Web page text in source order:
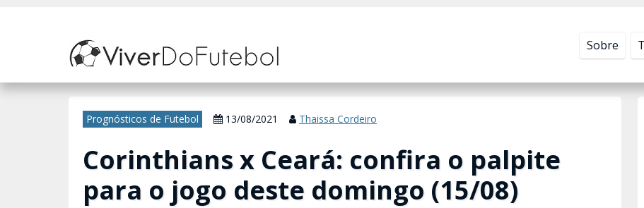
Sobre
Prognósticos de Futebol 13/08/2021 Thaissa Cordeiro
Corinthians x Ceará: confira o palpite
para o jogo deste domingo (15/08)